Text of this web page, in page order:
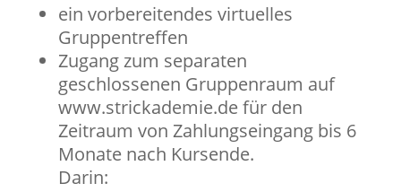
ein vorbereitendes virtuelles
Gruppentreffen
Zugang zum separaten
geschlossenen Gruppenraum auf
www.strickademie.de für den
Zeitraum von Zahlungseingang bis 6
Monate nach Kursende.
Darin: